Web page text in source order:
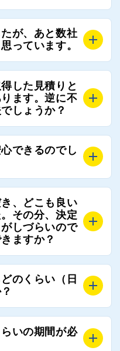
りますが、価格はもち
担当者の人柄や社歴、
根コネクト事務局へご
屋根修理を全面的にフォ
軽にご相談ください。
が、あと数社
っています。
ざいますので、プラス
、即時屋根コネクトに
気軽にお申し付けくだ
した見積りと
ます。逆に不
しょうか？
費用の内訳に不透明な
１００万円以上の差が
安を抱えてしまう屋根
工事業者選びのお手伝
ざいます。
らこそ比較が重要になり
活用ください。
できるのでし
心を支える「優良工事
ります。
様アンケートを実施
は事実確認の上で、屋
録を解除できる契約と
制により、お客様の安
、どこも良い
その分、決定
しづらいので
ますか？
。屋根コネクトでは、
行しております。
いつでもお気軽にご相
のくらい（日
よそ現地調査後3日～1
。
いの期間が必